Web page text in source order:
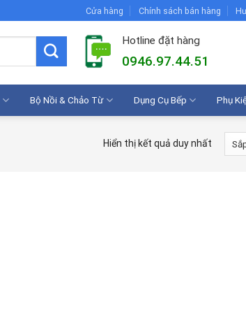
Cửa hàng Chính sách bán hàng
Hotline đặt hàng
0946.97.44.51
Bộ Nồi & Chảo Từ Dụng Cụ Bếp Phụ
Hiển thị kết quả duy nhất